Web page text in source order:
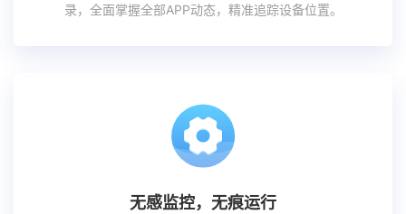
录，全面掌握全部APP动态，精准追踪设备位置。
无感监控，无痕运行